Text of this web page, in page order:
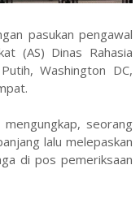
pasukan pengawal
(AS) Dinas Rahasia
Washington DC,
seorang
lalu melepaskan
di pos pemeriksaan